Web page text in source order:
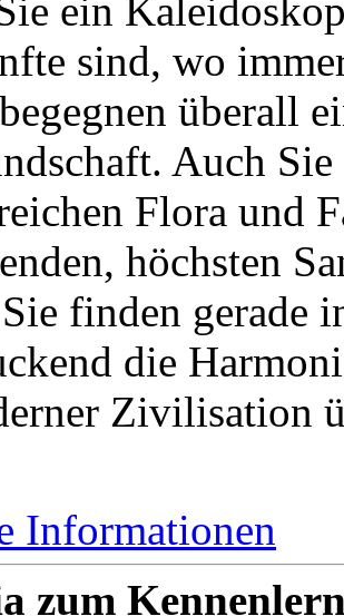
ein
sind, wo
überall
Auch
Flora und
höchsten
finden gerade
die
Zivilisation
Informationen
zum